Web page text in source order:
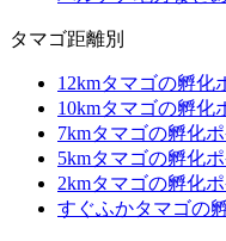
タマゴ距離別
12kmタマゴの孵化
10kmタマゴの孵化
7kmタマゴの孵化
5kmタマゴの孵化
2kmタマゴの孵化
すぐふかタマゴの